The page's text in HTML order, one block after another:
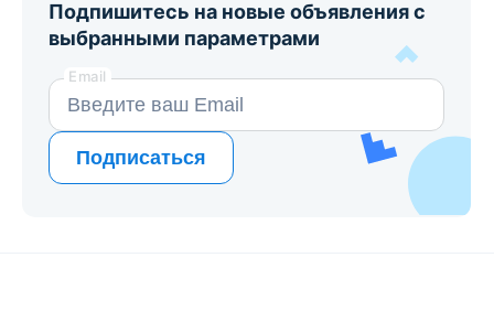
Подпишитесь на новые объявления с
выбранными параметрами
Email
Подписаться